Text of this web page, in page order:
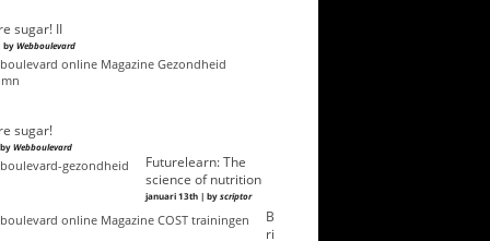
sugar! II
byWebboulevard
sugar!
Webboulevard
Futurelearn: The
science of nutrition
januari 13th | byscriptor
B
ri